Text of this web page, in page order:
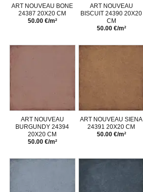
ART NOUVEAU BONE
24387 20X20 CM
50.00 €/m²
ART NOUVEAU
BISCUIT 24390 20X20
CM
50.00 €/m²
ART NOUVEAU
BURGUNDY 24394
20X20 CM
50.00 €/m²
ART NOUVEAU SIENA
24391 20X20 CM
50.00 €/m²